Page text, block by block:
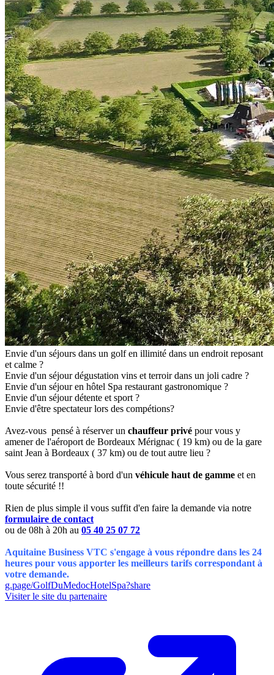
Envie d'un séjours dans un golf en illimité dans un endroit reposant
et calme ?
Envie d'un séjour dégustation vins et terroir dans un joli cadre ?
Envie d'un séjour en hôtel Spa restaurant gastronomique ?
Envie d'un séjour détente et sport ?
Envie d'être spectateur lors des compétions?
Avez-vous pensé à réserver un chauffeur privé pour vous y
amener de l'aéroport de Bordeaux Mérignac ( 19 km) ou de la gare
saint Jean à Bordeaux ( 37 km) ou de tout autre lieu ?
Vous serez transporté à bord d'un véhicule haut de gamme et en
toute sécurité !!
Rien de plus simple il vous suffit d'en faire la demande via notre
formulaire de contact
ou de 08h à 20h au 05 40 25 07 72
Aquitaine Business VTC s'engage à vous répondre dans les 24
heures pour vous apporter les meilleurs tarifs correspondant à
votre demande.
g.page/GolfDuMedocHotelSpa?share
Visiter le site du partenaire